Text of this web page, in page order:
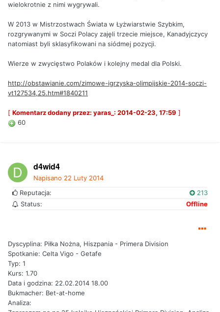
wielokrotnie z nimi wygrywali.
W 2013 w Mistrzostwach Świata w Łyżwiarstwie Szybkim,
rozgrywanymi w Soczi Polacy zajęli trzecie miejsce, Kanadyjczycy
natomiast byli sklasyfikowani na siódmej pozycji.
Wierze w zwycięstwo Polaków i kolejny medal dla Polski.
http://obstawianie.com/zimowe-igrzyska-olimpijskie-2014-soczi-
vt127534,25.htm#1840211
[ Komentarz dodany przez: yaras_: 2014-02-23, 17:59 ]
60
d4wid4
Napisano 22 Luty 2014
Reputacja:
213
Status:
Offline
Dyscyplina: Piłka Nożna, Hiszpania - Primera Division
Spotkanie: Celta Vigo - Getafe
Typ: 1
Kurs: 1.70
Data i godzina: 22.02.2014 18.00
Bukmacher: Bet-at-home
Analiza: